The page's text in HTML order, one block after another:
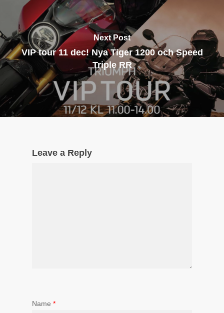
Next Post
VIP tour 11 dec! Nya Tiger 1200 och Speed
Triple RR
Leave a Reply
Name *